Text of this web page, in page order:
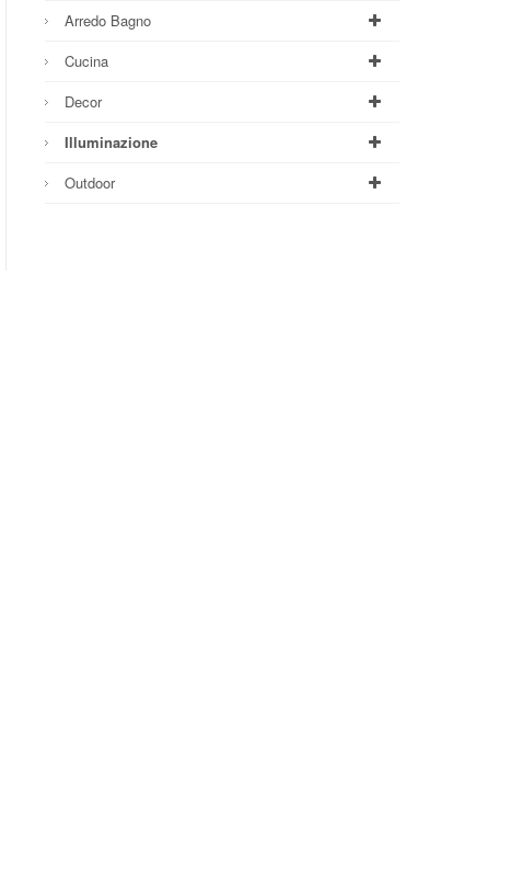
Arredo Bagno
Cucina
Decor
Illuminazione
Outdoor